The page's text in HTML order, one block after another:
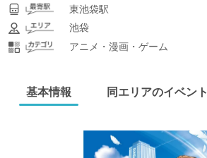
東池袋駅
池袋
アニメ・漫画・ゲーム
基本情報 同エリアのイベント